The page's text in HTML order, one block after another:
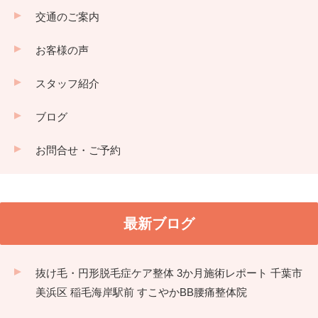
交通のご案内
お客様の声
スタッフ紹介
ブログ
お問合せ・ご予約
最新ブログ
抜け毛・円形脱毛症ケア整体 3か月施術レポート 千葉市
美浜区 稲毛海岸駅前 すこやかBB腰痛整体院